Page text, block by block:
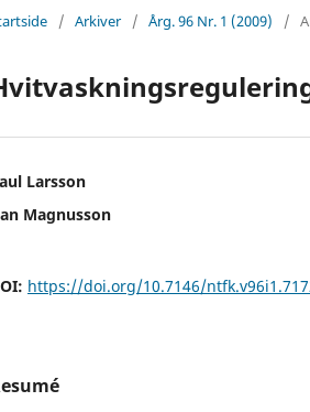
/ Arkiver / Årg. 96 Nr. 1 (2009) /
Larsson
Magnusson
https://doi.org/10.7146/